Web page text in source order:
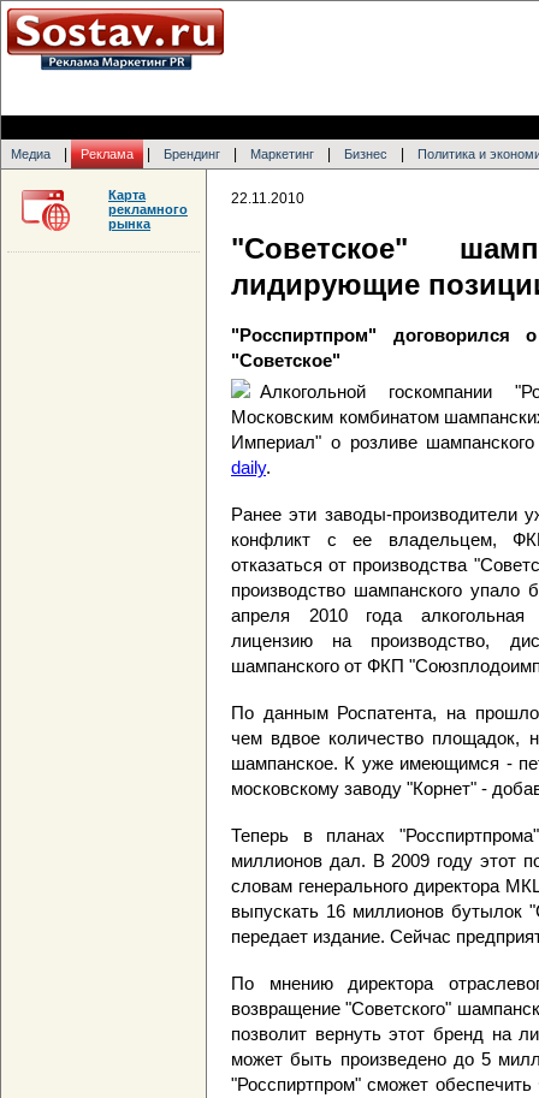
Медиа Реклама Брендинг Маркетинг Бизнес Политика и
22.11.2010
"Советское"
лидирующие
"Росспиртпром" договорился
"Советское"
Алкогольной госкомпании
Московским комбинатом
Империал" о розливе
daily.
Ранее эти заводы-производители
конфликт с ее владельцем,
отказаться от производства
производство шампанского
апреля 2010 года алкогольная
лицензию на производство,
шампанского от ФКП
По данным Роспатента, на
чем вдвое количество площадок,
шампанское. К уже имеющимся -
московскому заводу "Корнет" -
Теперь в планах
миллионов дал. В 2009 году этот
словам генерального директора
выпускать 16 миллионов бутылок
передает издание. Сейчас
По мнению директора
возвращение "Советского"
позволит вернуть этот бренд на
может быть произведено до 5
"Росспиртпром" сможет
Карта
рекламного
рынка